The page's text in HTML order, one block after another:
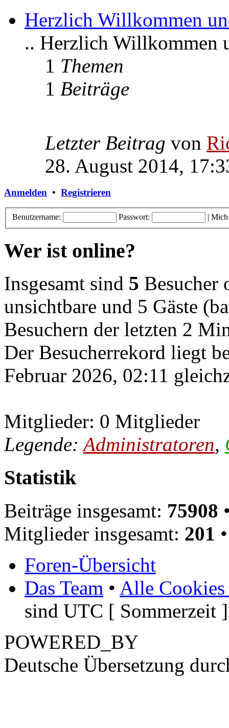
Herzlich Willkommen
.. Herzlich Willkommen
1 Themen
1 Beiträge
Letzter Beitrag von
28. August 2014,
Anmelden • Registrieren
Benutzername: Passwort: | Mich
Wer ist online?
Insgesamt sind 5 Besucher
unsichtbare und 5 Gäste
Besuchern der letzten 2
Der Besucherrekord liegt
Februar 2026, 02:11
Mitglieder: 0 Mitglieder
Legende:Administratoren,
Statistik
Beiträge insgesamt: 75908
Mitglieder insgesamt: 201
Foren-Übersicht
Das Team • Alle Cookies
sind UTC [ Sommerzeit ]
POWERED_BY
Deutsche Übersetzung